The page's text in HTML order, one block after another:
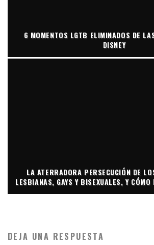
6 MOMENTOS LGTB ELIMINADOS DE
DISNEY
LA ATERRADORA PERSECUCIÓN DE
LESBIANAS, GAYS Y BISEXUALES, Y CÓMO
DEJA UNA RESPUESTA